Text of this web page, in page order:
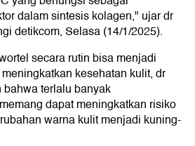
dalam sintesis kolagen," ujar dr
detikcom, Selasa (14/1/2025).
secara rutin bisa menjadi
kesehatan kulit, dr
terlalu banyak
dapat meningkatkan risiko
warna kulit menjadi kuning-